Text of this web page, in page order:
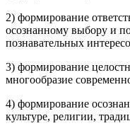
2) формирование
осознанному выбору и
познавательных
3) формирование
многообразие
4) формирование
культуре, религии,